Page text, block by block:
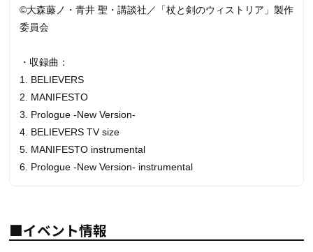
©大森藤ノ・青井 聖・講談社／「杖と剣のウィストリア」製作
委員会
・収録曲：
1. BELIEVERS
2. MANIFESTO
3. Prologue -New Version-
4. BELIEVERS TV size
5. MANIFESTO instrumental
6. Prologue -New Version- instrumental
■イベント情報